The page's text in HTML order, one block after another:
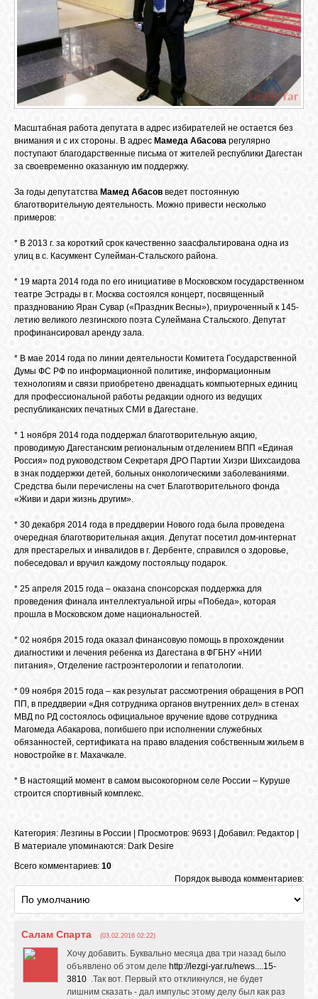
Масштабная работа депутата в адрес избирателей не остается без
внимания и с их стороны. В адрес Мамеда Абасова регулярно
поступают благодарственные письма от жителей республики Дагестан
за своевременно оказанную им поддержку.
За годы депутатства Мамед Абасов ведет постоянную
благотворительную деятельность. Можно привести несколько
примеров:
* В 2013 г. за короткий срок качественно заасфальтирована одна из
улиц в с. Касумкент Сулейман-Стальского района.
* 19 марта 2014 года по его инициативе в Московском государственном
театре Эстрады в г. Москва состоялся концерт, посвященный
празднованию Яран Сувар («Праздник Весны»), приуроченный к 145-
летию великого лезгинского поэта Сулеймана Стальского. Депутат
профинансировал аренду зала.
* В мае 2014 года по линии деятельности Комитета Государственной
Думы ФС РФ по информационной политике, информационным
технологиям и связи приобретено двенадцать компьютерных единиц
для профессиональной работы редакции одного из ведущих
республиканских печатных СМИ в Дагестане.
* 1 ноября 2014 года поддержал благотворительную акцию,
проводимую Дагестанским региональным отделением ВПП «Единая
Россия» под руководством Секретаря ДРО Партии Хизри Шихсаидова
в знак поддержки детей, больных онкологическими заболеваниями.
Средства были перечислены на счет Благотворительного фонда
«Живи и дари жизнь другим».
* 30 декабря 2014 года в преддверии Нового года была проведена
очередная благотворительная акция. Депутат посетил дом-интернат
для престарелых и инвалидов в г. Дербенте, справился о здоровье,
побеседовал и вручил каждому постояльцу подарок.
* 25 апреля 2015 года – оказана спонсорская поддержка для
проведения финала интеллектуальной игры «Победа», которая
прошла в Московском доме национальностей.
* 02 ноября 2015 года оказал финансовую помощь в прохождении
диагностики и лечения ребенка из Дагестана в ФГБНУ «НИИ
питания», Отделение гастроэнтерологии и гепатологии.
* 09 ноября 2015 года – как результат рассмотрения обращения в РОП
ПП, в преддверии «Дня сотрудника органов внутренних дел» в стенах
МВД по РД состоялось официальное вручение вдове сотрудника
Магомеда Абакарова, погибшего при исполнении служебных
обязанностей, сертификата на право владения собственным жильем в
новостройке в г. Махачкале.
* В настоящий момент в самом высокогорном селе России – Куруше
строится спортивный комплекс.
Категория: Лезгины в России Просмотров: 9693 | Добавил: Редактор
В материале упоминаются: Dark Desire
Всего комментариев: 10
Порядок вывода комментариев:
Салам Спарта (03.02.2016 02:22)
Хочу добавить. Буквально месяца два три назад было
объявлено об этом деле http://lezgi-yar.ru/news....15-
3810 .Так вот. Первый кто откликнулся, не будет
лишним сказать - дал импульс этому делу был как раз